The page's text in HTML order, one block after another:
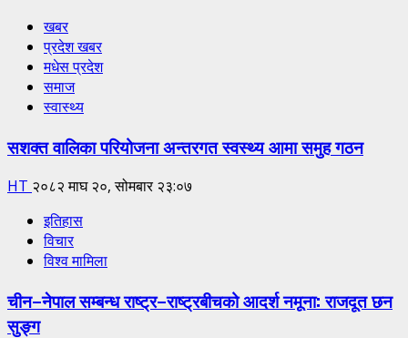
खबर
प्रदेश खबर
मधेस प्रदेश
समाज
स्वास्थ्य
सशक्त वालिका परियोजना अन्तरगत स्वस्थ्य आमा समुह गठन
HT २०८२ माघ २०, सोमबार २३:०७
इतिहास
विचार
विश्व मामिला
चीन–नेपाल सम्बन्ध राष्ट्र–राष्ट्रबीचको आदर्श नमूना: राजदूत छन
सुङ्ग